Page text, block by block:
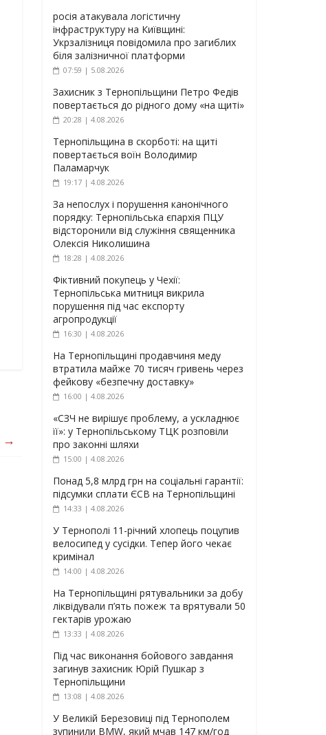
→
росія атакувала логістичну
інфраструктуру на Київщині:
Укрзалізниця повідомила про загиблих
біля залізничної платформи
07:59 | 5.08.2026
Захисник з Тернопільщини Петро Федів
повертається до рідного дому «на щиті»
20:28 | 4.08.2026
Тернопільщина в скорботі: на щиті
повертається воїн Володимир
Паламарчук
19:17 | 4.08.2026
За непослух і порушення канонічного
порядку: Тернопільська єпархія ПЦУ
відсторонили від служіння священника
Олексія Николишина
18:28 | 4.08.2026
Фіктивний покупець у Чехії:
Тернопільська митниця викрила
порушення під час експорту
агропродукції
16:30 | 4.08.2026
На Тернопільщині продавчиня меду
втратила майже 70 тисяч гривень через
фейкову «безпечну доставку»
16:00 | 4.08.2026
«СЗЧ не вирішує проблему, а ускладнює
її»: у Тернопільському ТЦК розповіли
про законні шляхи
15:00 | 4.08.2026
Понад 5,8 млрд грн на соціальні гарантії:
підсумки сплати ЄСВ на Тернопільщині
14:33 | 4.08.2026
У Тернополі 11-річний хлопець поцупив
велосипед у сусідки. Тепер його чекає
кримінал
14:00 | 4.08.2026
На Тернопільщині рятувальники за добу
ліквідували п’ять пожеж та врятували 50
гектарів урожаю
13:33 | 4.08.2026
Під час виконання бойового завдання
загинув захисник Юрій Пушкар з
Тернопільщини
13:08 | 4.08.2026
У Великій Березовиці під Тернополем
зупинили BMW, який мчав 147 км/год